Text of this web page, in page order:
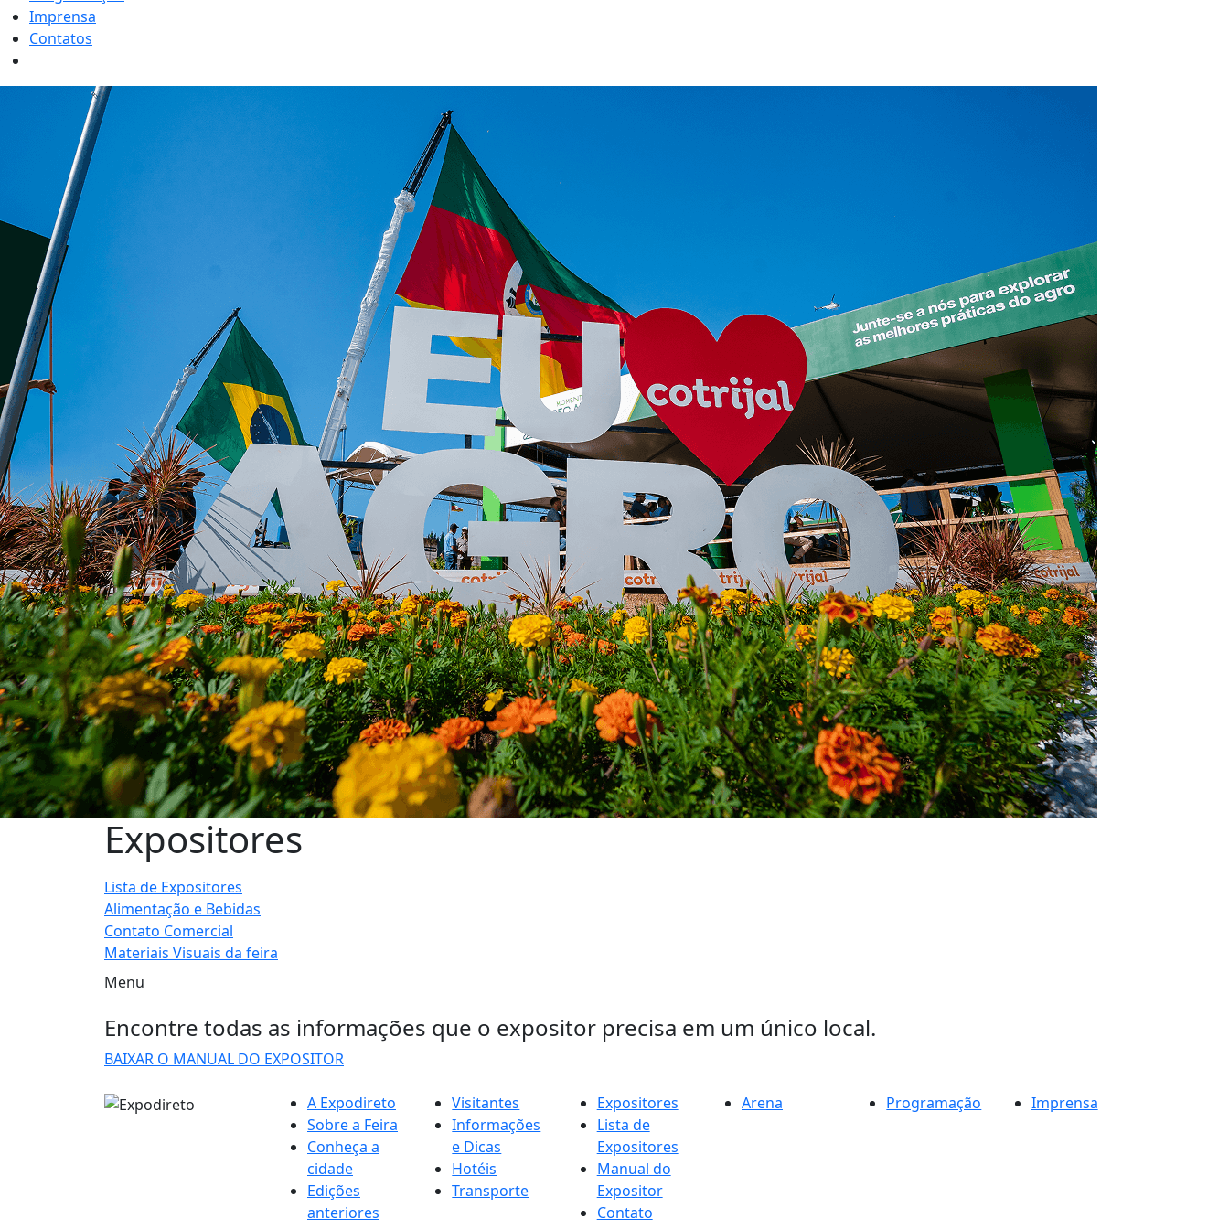
Imprensa
Contatos
Expositores
Lista de Expositores
Alimentação e Bebidas
Contato Comercial
Materiais Visuais da feira
Menu
Encontre todas as informações que o expositor precisa em um único local.
BAIXAR O MANUAL DO EXPOSITOR
A Expodireto
Sobre a Feira
Conheça a
cidade
Edições
anteriores
Visitantes
Informações
e Dicas
Hotéis
Transporte
Expositores
Lista de
Expositores
Manual do
Expositor
Contato
Arena Programação Imprensa